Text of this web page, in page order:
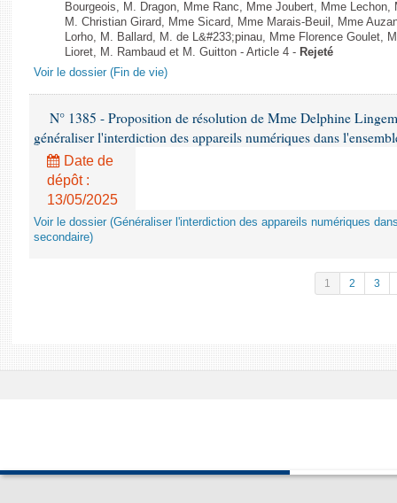
Bourgeois, M. Dragon, Mme Ranc, Mme Joubert, Mme
M. Christian Girard, Mme Sicard, Mme Marais-Beuil, Mme
Lorho, M. Ballard, M. de L&#233;pinau, Mme Florence Goulet,
Lioret, M. Rambaud et M. Guitton - Article 4 - Rejeté
Voir le dossier (Fin de vie)
N° 1385 - Proposition de résolution de Mme Delphine
généraliser l'interdiction des appareils numériques dans
Date de
dépôt :
13/05/2025
Voir le dossier (Généraliser l'interdiction des appareils numériques
secondaire)
1 2 3